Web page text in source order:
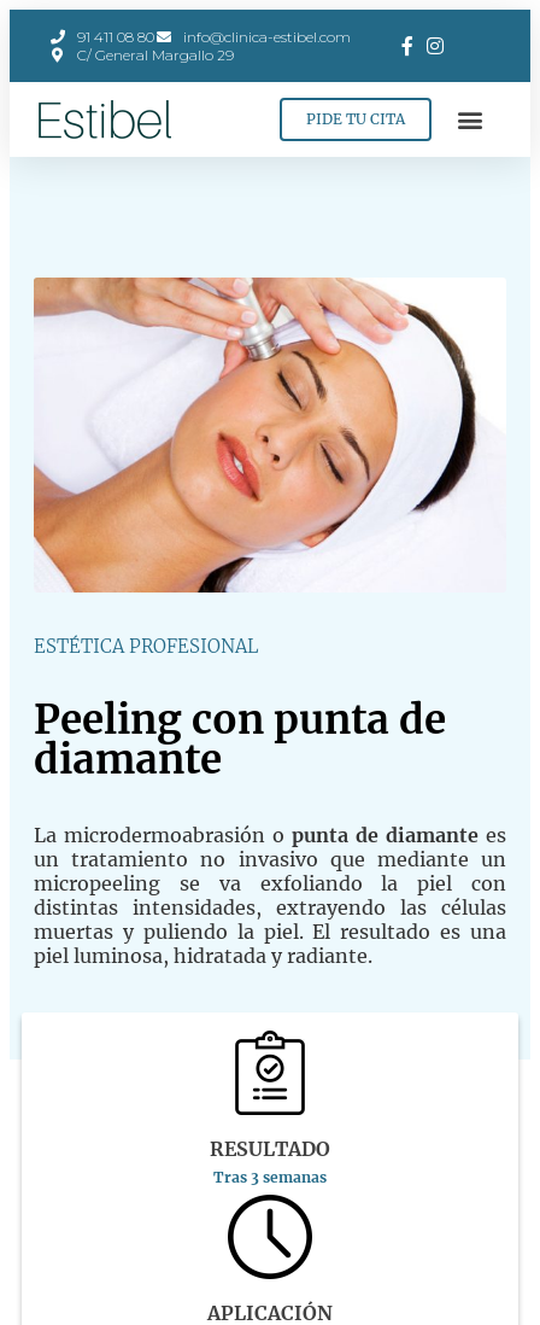
91 411 08 80
info@clinica-estibel.com
C/ General Margallo 29
PIDE TU CITA
ESTÉTICA PROFESIONAL
Peeling con punta de
diamante
La microdermoabrasión o punta de diamante es
un tratamiento no invasivo que mediante un
micropeeling se va exfoliando la piel con
distintas intensidades, extrayendo las células
muertas y puliendo la piel. El resultado es una
piel luminosa, hidratada y radiante.
RESULTADO
Tras 3 semanas
APLICACIÓN